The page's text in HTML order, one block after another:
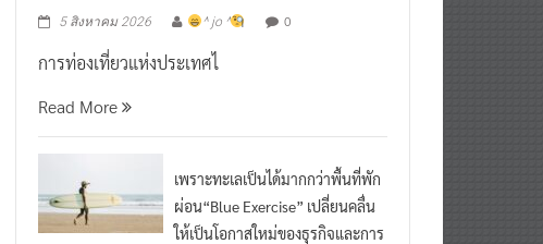
5 สิงหาคม 2026 ^ jo ^ 0
การท่องเที่ยวแห่งประเทศไ
Read More
เพราะทะเลเป็นได้มากกว่าพื้นที่พัก
ผ่อน“Blue Exercise” เปลี่ยนคลื่น
ให้เป็นโอกาสใหม่ของธุรกิจและการ